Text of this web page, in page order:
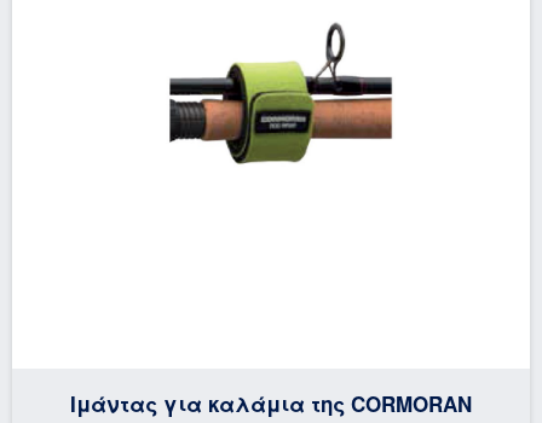
Ιμάντας για καλάμια της CORMORAN